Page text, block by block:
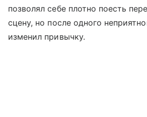
позволял себе плотно поесть
сцену, но после одного
изменил привычку.